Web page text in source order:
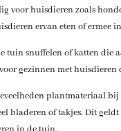
voor huisdieren zoals
ervan eten of ermee
tuin snuffelen of katten die
gezinnen met huisdieren
plantmateriaal
bladeren of takjes. Dit